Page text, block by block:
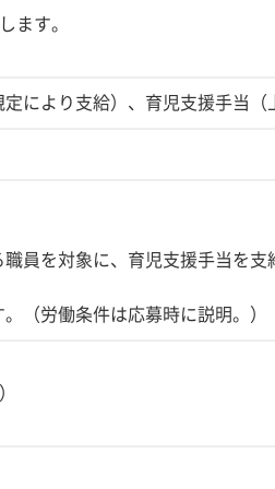
ます。
により支給）、育児支援手当（
員を対象に、育児支援手当を支
（労働条件は応募時に説明。）